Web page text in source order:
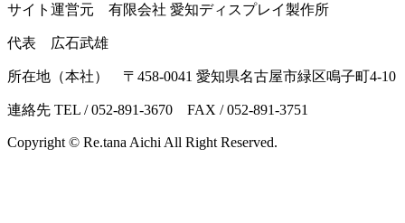
サイト運営元 有限会社 愛知ディスプレイ製作所
代表 広石武雄
所在地（本社） 〒458-0041 愛知県名古屋市緑区鳴子町4-10
連絡先 TEL / 052-891-3670 FAX / 052-891-3751
Copyright © Re.tana Aichi All Right Reserved.